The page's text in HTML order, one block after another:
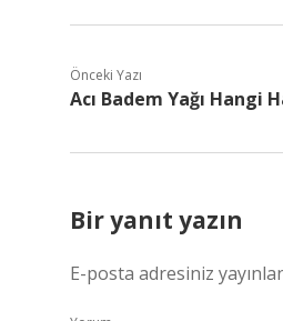
Önceki Yazı
Acı Badem Yağı Hangi
Bir yanıt yazın
E-posta adresiniz